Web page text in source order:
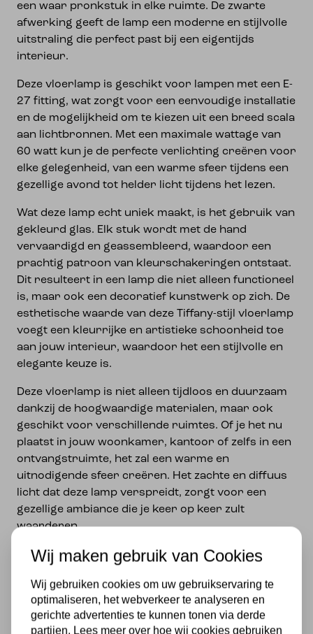
een waar pronkstuk in elke ruimte. De zwarte
afwerking geeft de lamp een moderne en stijlvolle
uitstraling die perfect past bij een eigentijds
interieur.
Deze vloerlamp is geschikt voor lampen met een E-
27 fitting, wat zorgt voor een eenvoudige installatie
en de mogelijkheid om te kiezen uit een breed scala
aan lichtbronnen. Met een maximale wattage van
60 watt kun je de perfecte verlichting creëren voor
elke gelegenheid, van een warme sfeer tijdens een
gezellige avond tot helder licht tijdens het lezen.
Wat deze lamp echt uniek maakt, is het gebruik van
gekleurd glas. Elk stuk wordt met de hand
vervaardigd en geassembleerd, waardoor een
prachtig patroon van kleurschakeringen ontstaat.
Dit resulteert in een lamp die niet alleen functioneel
is, maar ook een decoratief kunstwerk op zich. De
esthetische waarde van deze Tiffany-stijl vloerlamp
voegt een kleurrijke en artistieke schoonheid toe
aan jouw interieur, waardoor het een stijlvolle en
elegante keuze is.
Deze vloerlamp is niet alleen tijdloos en duurzaam
dankzij de hoogwaardige materialen, maar ook
geschikt voor verschillende ruimtes. Of je het nu
plaatst in jouw woonkamer, kantoor of zelfs in een
ontvangstruimte, het zal een warme en
uitnodigende sfeer creëren. Het zachte en diffuus
licht dat deze lamp verspreidt, zorgt voor een
gezellige ambiance die je keer op keer zult
waarderen.
Laat deze vloerlamp met ronde voet E-27 de
Voeg kleur, erfgoed en klasse toe aan jouw
interieur met deze handgemaakte ambachtelijke
lamp. Bestel vandaag nog en geniet van de unieke
Wij maken gebruik van Cookies
Wij gebruiken cookies om uw gebruikservaring te
optimaliseren, het webverkeer te analyseren en
gerichte advertenties te kunnen tonen via derde
partijen. Lees meer over hoe wij cookies gebruiken